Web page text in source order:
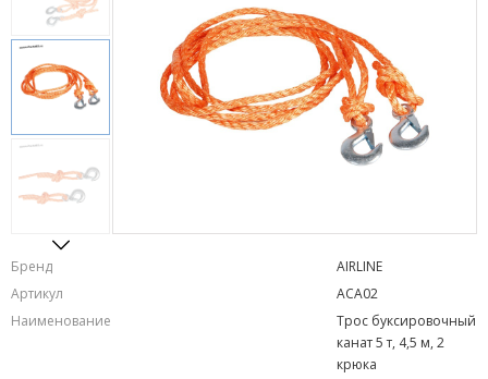
Бренд
AIRLINE
Артикул
ACA02
Наименование
Трос буксировочный
канат 5 т, 4,5 м, 2
крюка